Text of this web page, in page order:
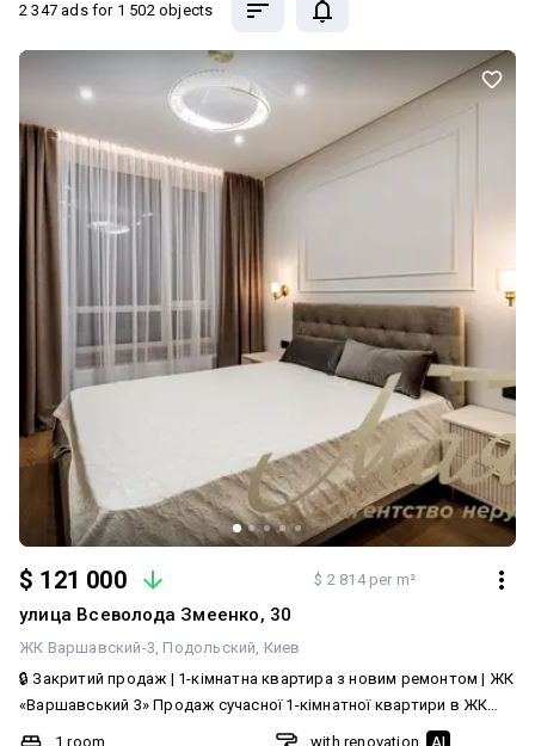
2 347 ads for 1 502 objects
$ 121 000 $ 2 814 per m²
улица Всеволода Змеенко, 30
ЖК Варшавский-3 Подольский Киев
🔒 Закритий продаж | 1-кімнатна квартира з новим ремонтом | ЖК
«Варшавський 3» Продаж сучасної 1-кімнатної квартири в ЖК
«Варшавський 3», Виноградар, Подільський район. Квартира
1 room
with renovation AI